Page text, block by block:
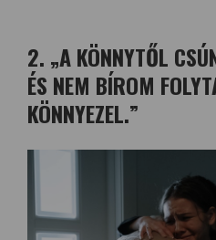
2. „A KÖNNYTŐL
ÉS NEM BÍROM
KÖNNYEZEL.”